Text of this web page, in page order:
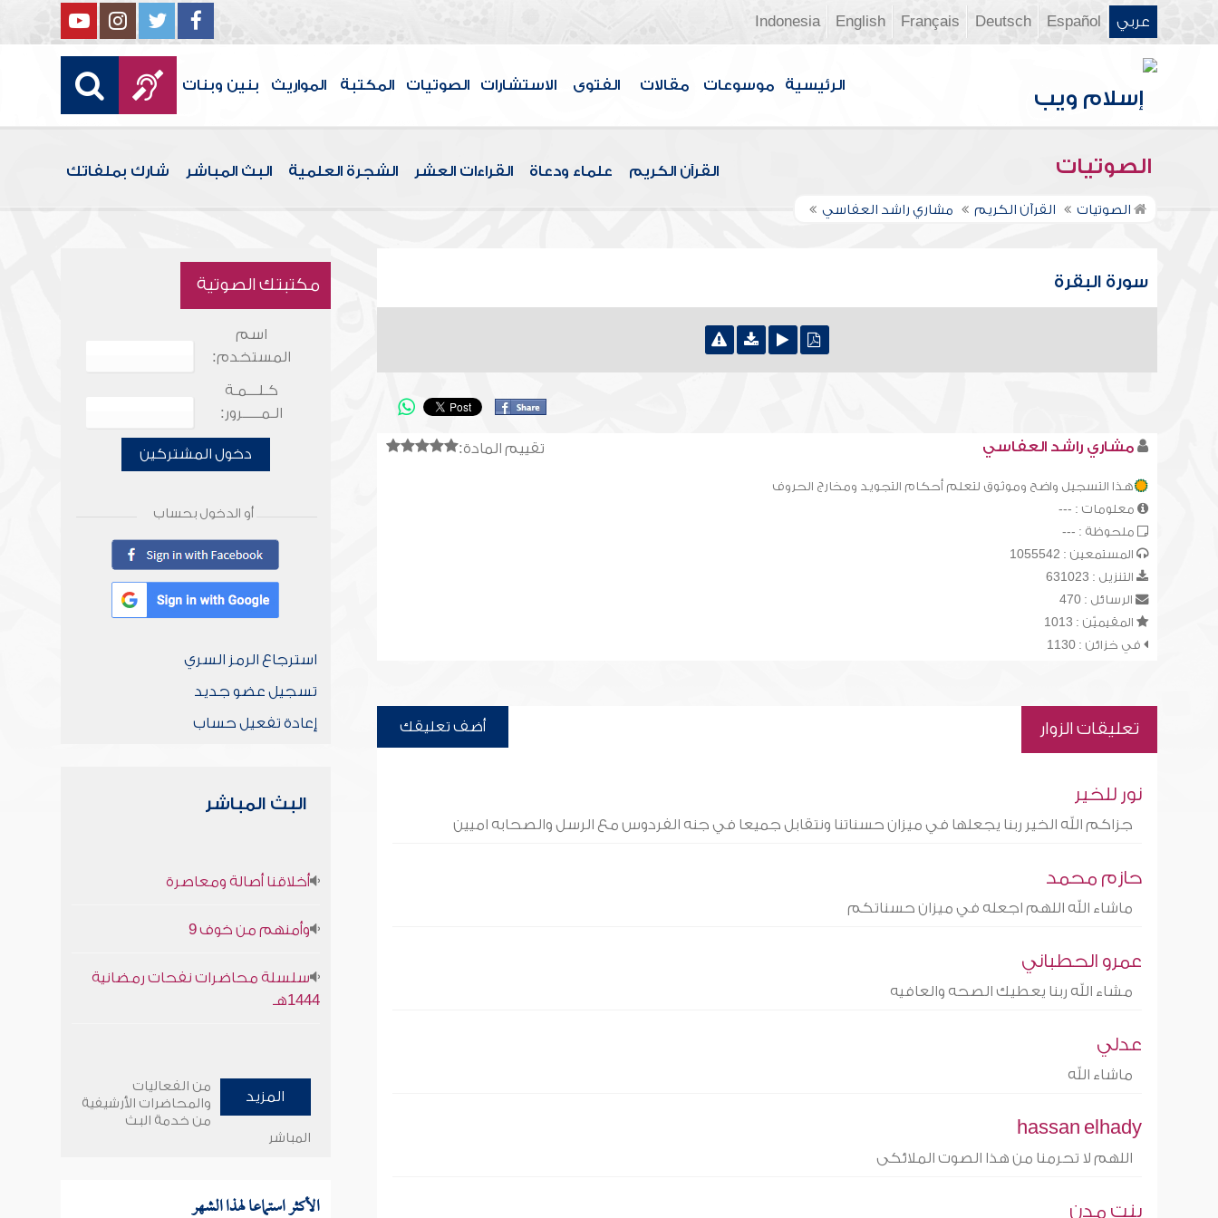
عربي Español
Deutsch
Français
English
Indonesia
الرئيسية موسوعات مقالات الفتوى الاستشارات الصوتيات المكتبة المواريث بنين وبنات
الصوتيات القرآن الكريم علماء ودعاة القراءات العشر الشجرة العلمية البث المباشر شارك بملفاتك
الصوتيات القرآن الكريم مشاري راشد العفاسي
سورة البقرة
تقييم المادة: مشاري راشد العفاسي
هذا التسجيل واضح وموثوق لتعلم أحكام التجويد ومخارج الحروف
معلومات : ---
ملحوظة : ---
المستمعين : 1055542
التنزيل : 631023
الرسائل : 470
المقيميّن : 1013
في خزائن : 1130
تعليقات الزوار أضف تعليقك
نور للخير
جزاكم الله الخير ربنا يجعلها في ميزان حسناتنا ونتقابل جميعا في جنه الفردوس مع الرسل والصحابه اميين
حازم محمد
ماشاء الله اللهم اجعله في ميزان حسناتكم
عمرو الحطباني
مشاء الله ربنا يعطيك الصحه والعافيه
عدلي
ماشاء الله
hassan elhady
اللهم لا تحرمنا من هذا الصوت الملائكى
بنت مدن
مكتبتك الصوتية
اسم
المستخدم:
كـلـــمـة
الـمـــــرور:
دخول المشتركين
أو الدخول بحساب
استرجاع الرمز السري
تسجيل عضو جديد
إعادة تفعيل حساب
البث المباشر
أخلاقنا أصالة ومعاصرة
وأمنهم من خوف 9
سلسلة محاضرات نفحات رمضانية
1444هـ
المزيد
من الفعاليات
والمحاضرات الأرشيفية
من خدمة البث
المباشر
الأكثر استماعا لهذا الشهر